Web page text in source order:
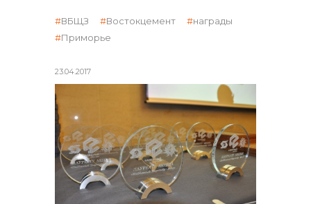
объявленные закупки
реализация неликвидов
контакты отдела закупок
23.04.2017
ВБЩЗ Востокцемент
награды
Приморье